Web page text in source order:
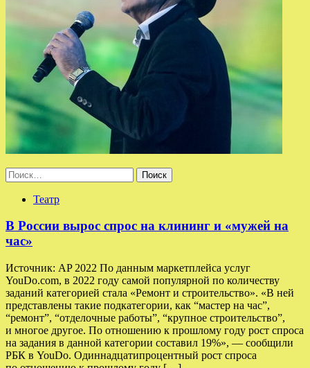
Найти:
Театр
В России вырос спрос на клининг и «мужей на
час»
Источник: AP 2022 По данным маркетплейса услуг
YouDo.com, в 2022 году самой популярной по количеству
заданий категорией стала «Ремонт и строительство». «В ней
представлены такие подкатегории, как “мастер на час”,
“ремонт”, “отделочные работы”, “крупное строительство”,
и многое другое. По отношению к прошлому году рост спроса
на задания в данной категории составил 19%», — сообщили
РБК в YouDo. Одиннадцатипроцентный рост спроса